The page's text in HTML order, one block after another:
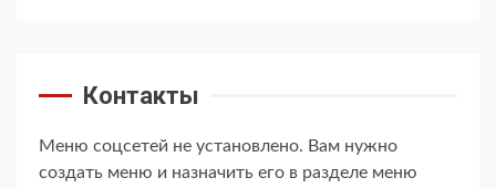
Контакты
Меню соцсетей не установлено. Вам нужно
создать меню и назначить его в разделе меню